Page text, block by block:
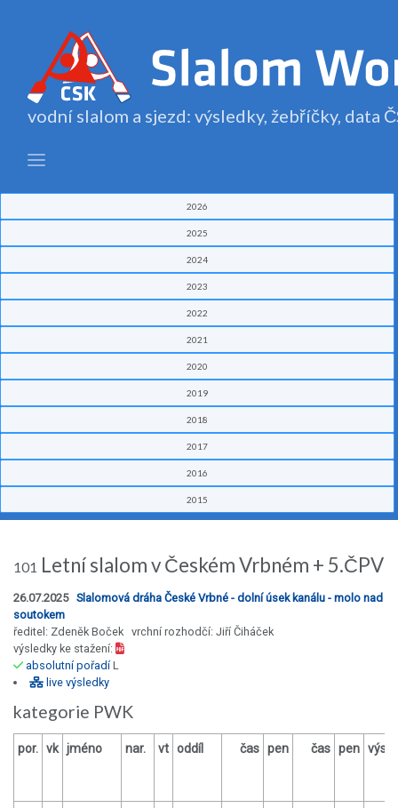
vodní slalom a sjezd: výsledky, žebříčky, data
2026
2025
2024
2023
2022
2021
2020
2019
2018
2017
2016
2015
101 Letní slalom v Českém Vrbném + 5.ČPV
26.07.2025 Slalomová dráha České Vrbné - dolní úsek kanálu - molo nad
soutokem
ředitel: Zdeněk Boček vrchní rozhodčí: Jiří Čiháček
výsledky ke stažení:
absolutní pořadíL
live výsledky
kategorie PWK
por. vk jméno nar. vt oddíl čas pen čas pen